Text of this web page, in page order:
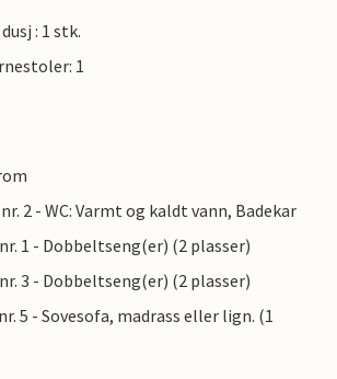
: 1 stk.
1
2 - WC: Varmt og kaldt vann, Badekar
1 - Dobbeltseng(er) (2 plasser)
3 - Dobbeltseng(er) (2 plasser)
5 - Sovesofa, madrass eller lign. (1